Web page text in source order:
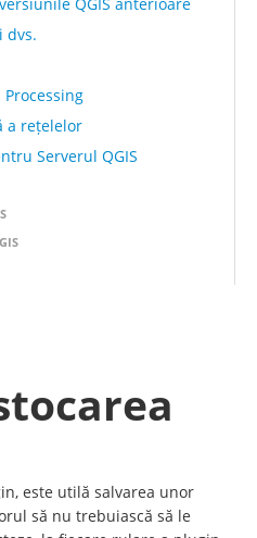
dvs.
a rețelelor
Serverul QGIS
este utilă salvarea unor
să nu trebuiască să le